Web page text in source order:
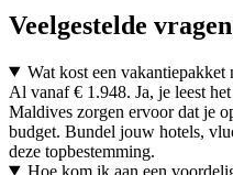
Veelgestelde vragen
Wat kost een vakantiepakket
Al vanaf € 1.948. Ja, je leest
Maldives zorgen ervoor dat je
budget. Bundel jouw hotels,
deze topbestemming.
Hoe kom ik aan een